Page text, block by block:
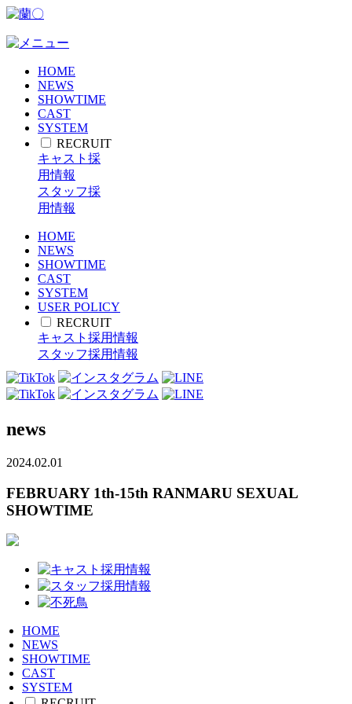
HOME
NEWS
SHOWTIME
CAST
SYSTEM
RECRUIT
キャスト採
用情報
スタッフ採
用情報
HOME
NEWS
SHOWTIME
CAST
SYSTEM
USER POLICY
RECRUIT
キャスト採用情報
スタッフ採用情報
news
2024.02.01
FEBRUARY 1th-15th RANMARU SEXUAL
SHOWTIME
HOME
NEWS
SHOWTIME
CAST
SYSTEM